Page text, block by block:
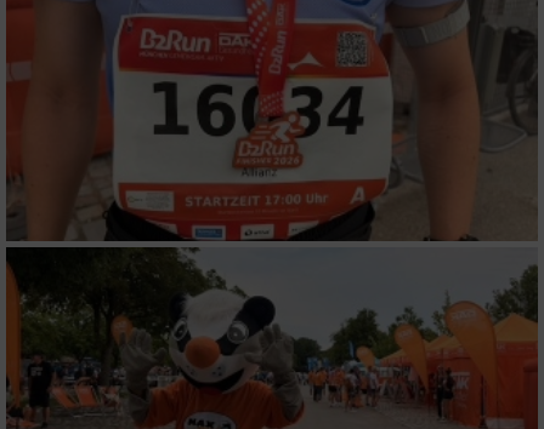
Erstellung von Profilen für personalisierte
Verwendung von Profilen zur Auswahl
personalisierter Werbung
Erstellung von Profilen zur Personalisierung
von Inhalten
Verwendung von Profilen zur Auswahl
personalisierter Inhalte
Messung der Werbeleistung
Messung der Performance von Inhalten